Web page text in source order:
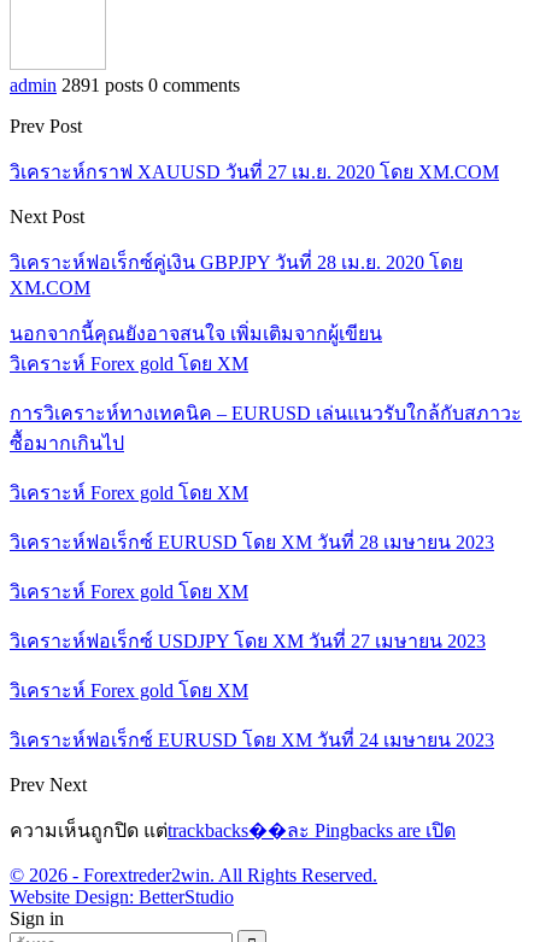
admin 2891 posts 0 comments
Prev Post
วิเคราะห์กราฟ XAUUSD วันที่ 27 เม.ย. 2020 โดย XM.COM
Next Post
วิเคราะห์ฟอเร็กซ์คู่เงิน GBPJPY วันที่ 28 เม.ย. 2020 โดย
XM.COM
นอกจากนี้คุณยังอาจสนใจ เพิ่มเติมจากผู้เขียน
วิเคราะห์ Forex gold โดย XM
การวิเคราะห์ทางเทคนิค – EURUSD เล่นแนวรับใกล้กับสภาวะ
ซื้อมากเกินไป
วิเคราะห์ Forex gold โดย XM
วิเคราะห์ฟอเร็กซ์ EURUSD โดย XM วันที่ 28 เมษายน 2023
วิเคราะห์ Forex gold โดย XM
วิเคราะห์ฟอเร็กซ์ USDJPY โดย XM วันที่ 27 เมษายน 2023
วิเคราะห์ Forex gold โดย XM
วิเคราะห์ฟอเร็กซ์ EURUSD โดย XM วันที่ 24 เมษายน 2023
Prev Next
ความเห็นถูกปิด แต่trackbacks��ละ Pingbacks are เปิด
© 2026 - Forextreder2win. All Rights Reserved.
Website Design: BetterStudio
Sign in